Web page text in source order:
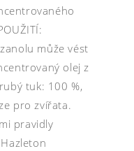
může vést
olej z
tuk: 100 %,
pro zvířata.
pravidly